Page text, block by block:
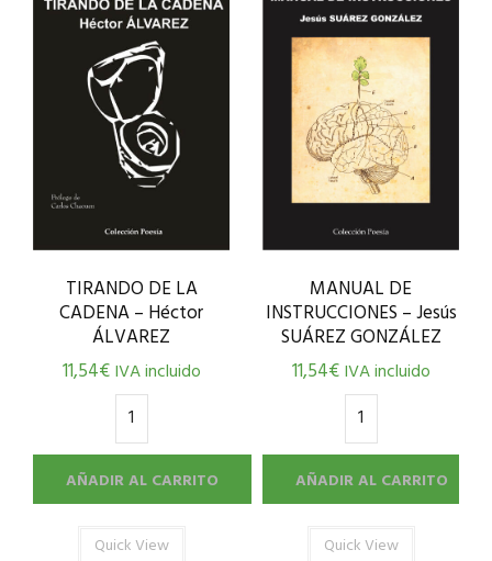
TIRANDO DE LA
CADENA – Héctor
ÁLVAREZ
11,54€ IVA incluido
AÑADIR AL CARRITO
Quick View
MANUAL DE
INSTRUCCIONES – Jesús
SUÁREZ GONZÁLEZ
11,54€ IVA incluido
AÑADIR AL CARRITO
Quick View